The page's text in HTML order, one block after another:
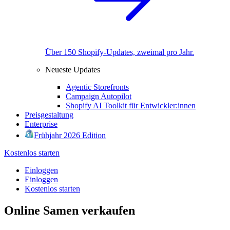
Über 150 Shopify-Updates, zweimal pro Jahr.
Neueste Updates
Agentic Storefronts
Campaign Autopilot
Shopify AI Toolkit für Entwickler:innen
Preisgestaltung
Enterprise
Frühjahr 2026 Edition
Kostenlos starten
Einloggen
Einloggen
Kostenlos starten
Online Samen verkaufen